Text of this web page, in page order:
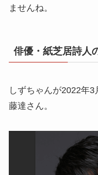
ませんね。
俳優・紙芝居詩人
しずちゃんが2022年
藤達さん。